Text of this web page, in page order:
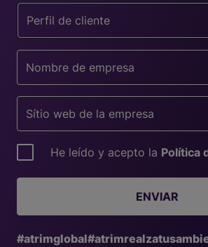
Perfil de cliente
He leído y acepto la Política
ENVIAR
#atrimglobal